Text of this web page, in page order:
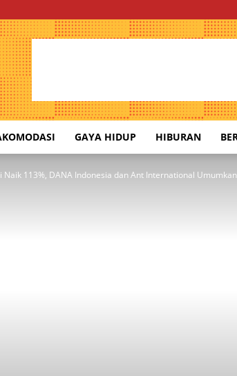
GAYA HIDUP HIBURAN
Naik 113%, DANA Indonesia dan Ant International